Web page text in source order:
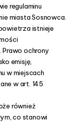
regulaminu
miasta Sosnowca.
istnieje
Prawo ochrony
emisję,
w miejscach
w art. 145
również
co stanowi